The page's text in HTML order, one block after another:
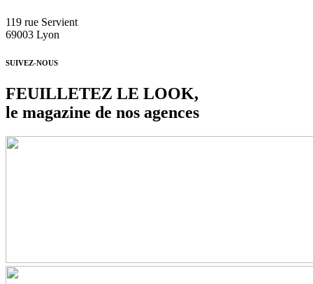
119 rue Servient
69003 Lyon
SUIVEZ-NOUS
FEUILLETEZ LE LOOK,
le magazine de nos agences